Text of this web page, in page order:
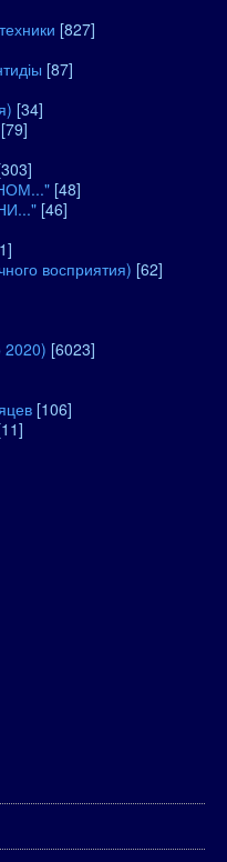
[827]
[87]
[34]
[79]
[48]
[46]
восприятия) [62]
2020) [6023]
[106]